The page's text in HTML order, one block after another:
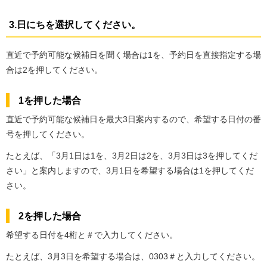
3.日にちを選択してください。
直近で予約可能な候補日を聞く場合は1を、予約日を直接指定する場
合は2を押してください。
1を押した場合
直近で予約可能な候補日を最大3日案内するので、希望する日付の番
号を押してください。
たとえば、「3月1日は1を、3月2日は2を、3月3日は3を押してくだ
さい」と案内しますので、3月1日を希望する場合は1を押してくだ
さい。
2を押した場合
希望する日付を4桁と＃で入力してください。
たとえば、3月3日を希望する場合は、0303＃と入力してください。